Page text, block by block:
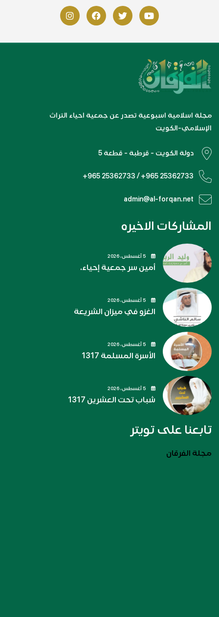
مجلة اسلامية اسبوعية تصدر عن جمعية احياء التراث
الإسلامي-الكويت
دولة الكويت - قرطبة - قطعة 5
+965 25362733 / +965 25362733
admin@al-forqan.net
المشاركات الاخيره
أمين سر جمعية إحياء.
الغزو في ميزان الشريعة
الأسرة المسلمة 1317
شباب تحت العشرين 1317
تابعنا على تويتر
مجلة الفرقان